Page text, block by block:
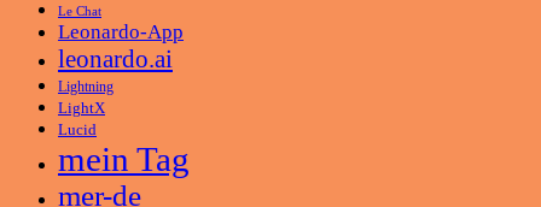
Le Chat
Leonardo-App
leonardo.ai
Lightning
LightX
Lucid
mein Tag
mer-de